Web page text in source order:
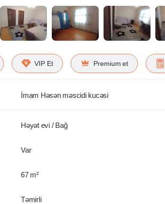
VIP Et Premium et
İmam Həsən məscidi kucəsi
Həyət evi / Bağ
Var
67 m²
Təmirli